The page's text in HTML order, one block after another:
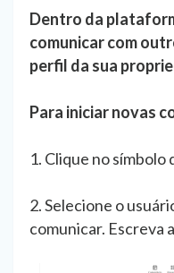
Dentro da
comunicar com
perfil da sua
Para iniciar novas
1. Clique no símbolo
2. Selecione o
comunicar. Escreva